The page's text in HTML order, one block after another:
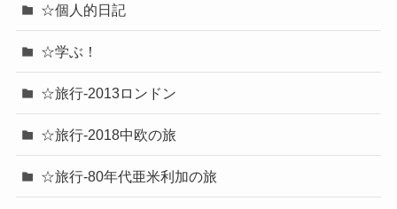
☆個人的日記
☆学ぶ！
☆旅行-2013ロンドン
☆旅行-2018中欧の旅
☆旅行-80年代亜米利加の旅